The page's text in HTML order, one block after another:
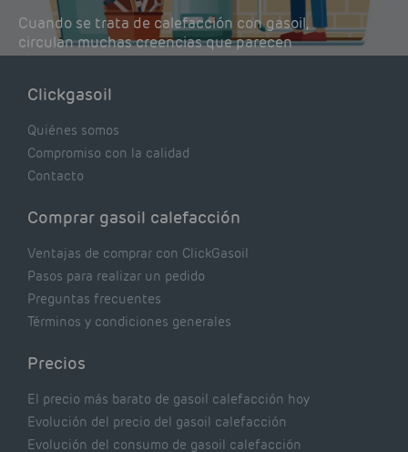
Cuando se trata de calefacción con gasoil,
circulan muchas creencias que parecen
lógicas pero que, en realidad, pueden estar
de tu caldera. Pocas se contrastan con lo que
Clickgasoil
Quiénes somos
Compromiso con la calidad
Contacto
Comprar gasoil calefacción
Ventajas de comprar con ClickGasoil
Pasos para realizar un pedido
Preguntas frecuentes
Términos y condiciones generales
Precios
El precio más barato de gasoil calefacción hoy
Evolución del precio del gasoil calefacción
Evolución del consumo de gasoil calefacción